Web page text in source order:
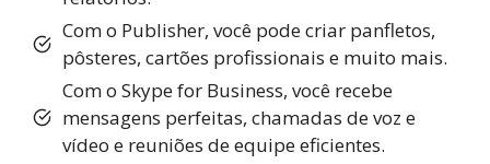
Com o Publisher, você pode criar panfletos,
pôsteres, cartões profissionais e muito mais.
Com o Skype for Business, você recebe
mensagens perfeitas, chamadas de voz e
vídeo e reuniões de equipe eficientes.